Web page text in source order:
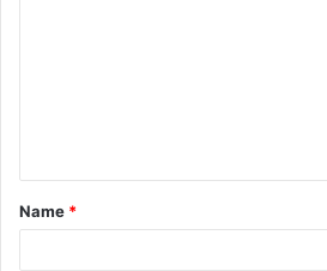
t
*
Name *